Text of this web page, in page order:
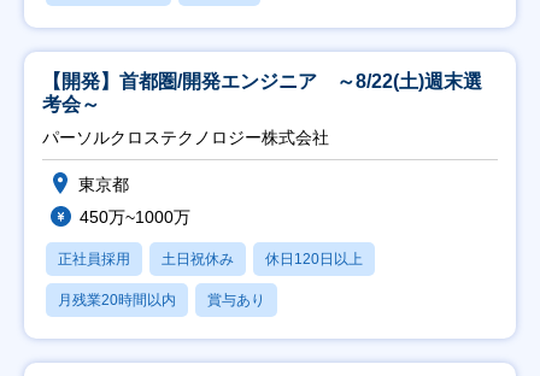
【開発】首都圏/開発エンジニア ～8/22(土)週末選
考会～
パーソルクロステクノロジー株式会社
東京都
450万~1000万
正社員採用 土日祝休み 休日120日以上
月残業20時間以内 賞与あり